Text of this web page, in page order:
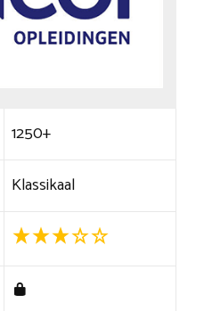
1250+
Klassikaal